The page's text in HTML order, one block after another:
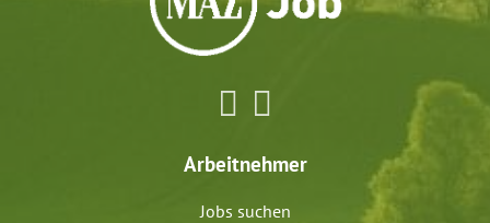
Arbeitnehmer
Jobs suchen